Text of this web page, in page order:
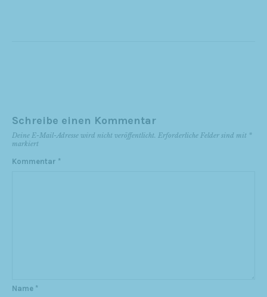
Schreibe einen Kommentar
Deine E-Mail-Adresse wird nicht veröffentlicht. Erforderliche Felder sind mit *
markiert
Kommentar *
Name *